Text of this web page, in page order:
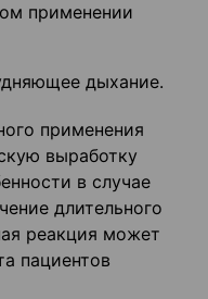
применении
дыхание.
применения
выработку
в случае
длительного
реакция может
пациентов